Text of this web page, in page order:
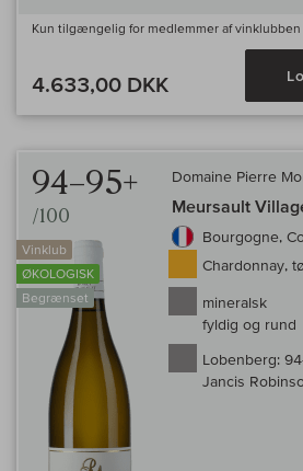
Kun tilgængelig for medlemmer af vinklubben
4.633,00 DKK
94–95+
/100
Vinklub
ØKOLOGISK
Begrænset
Domaine Pierre
Meursault
Bourgogne,
Chardonnay,
mineralsk
fyldig og rund
Lobenberg:
Jancis